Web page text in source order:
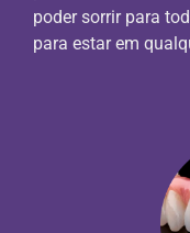
poder sorrir para
para estar em